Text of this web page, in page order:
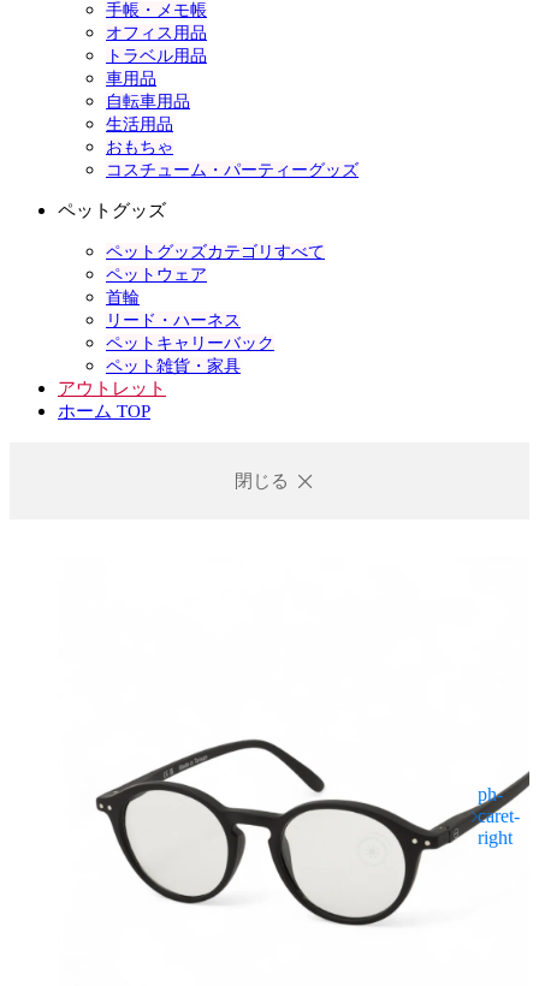
手帳・メモ帳
オフィス用品
トラベル用品
車用品
自転車用品
生活用品
おもちゃ
コスチューム・パーティーグッズ
ペットグッズ
ペットグッズカテゴリすべて
ペットウェア
首輪
リード・ハーネス
ペットキャリーバック
ペット雑貨・家具
アウトレット
ホーム TOP
閉じる